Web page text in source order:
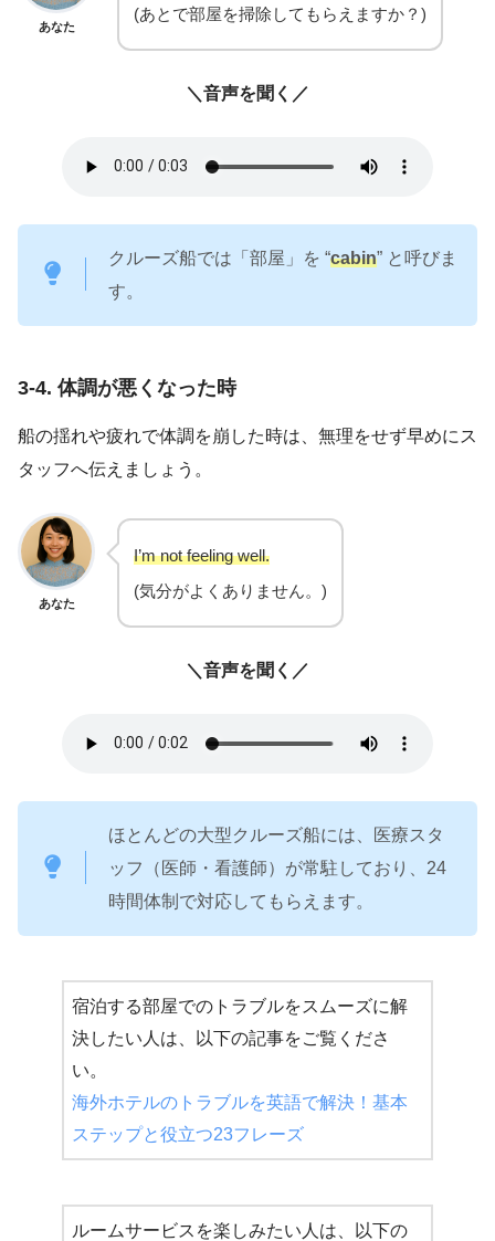
あなた
(あとで部屋を掃除してもらえますか？)
＼音声を聞く／
クルーズ船では「部屋」を “cabin” と呼びま
す。
3-4. 体調が悪くなった時
船の揺れや疲れで体調を崩した時は、無理をせず早めにス
タッフへ伝えましょう。
あなた
I’m not feeling well.
(気分がよくありません。)
＼音声を聞く／
ほとんどの大型クルーズ船には、医療スタ
ッフ（医師・看護師）が常駐しており、24
時間体制で対応してもらえます。
宿泊する部屋でのトラブルをスムーズに解
決したい人は、以下の記事をご覧くださ
い。
海外ホテルのトラブルを英語で解決！基本
ステップと役立つ23フレーズ
ルームサービスを楽しみたい人は、以下の